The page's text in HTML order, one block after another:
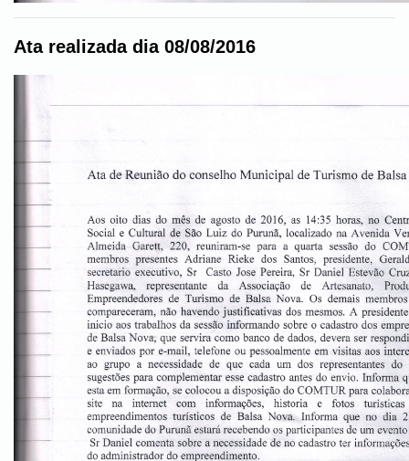
Ata realizada dia 08/08/2016